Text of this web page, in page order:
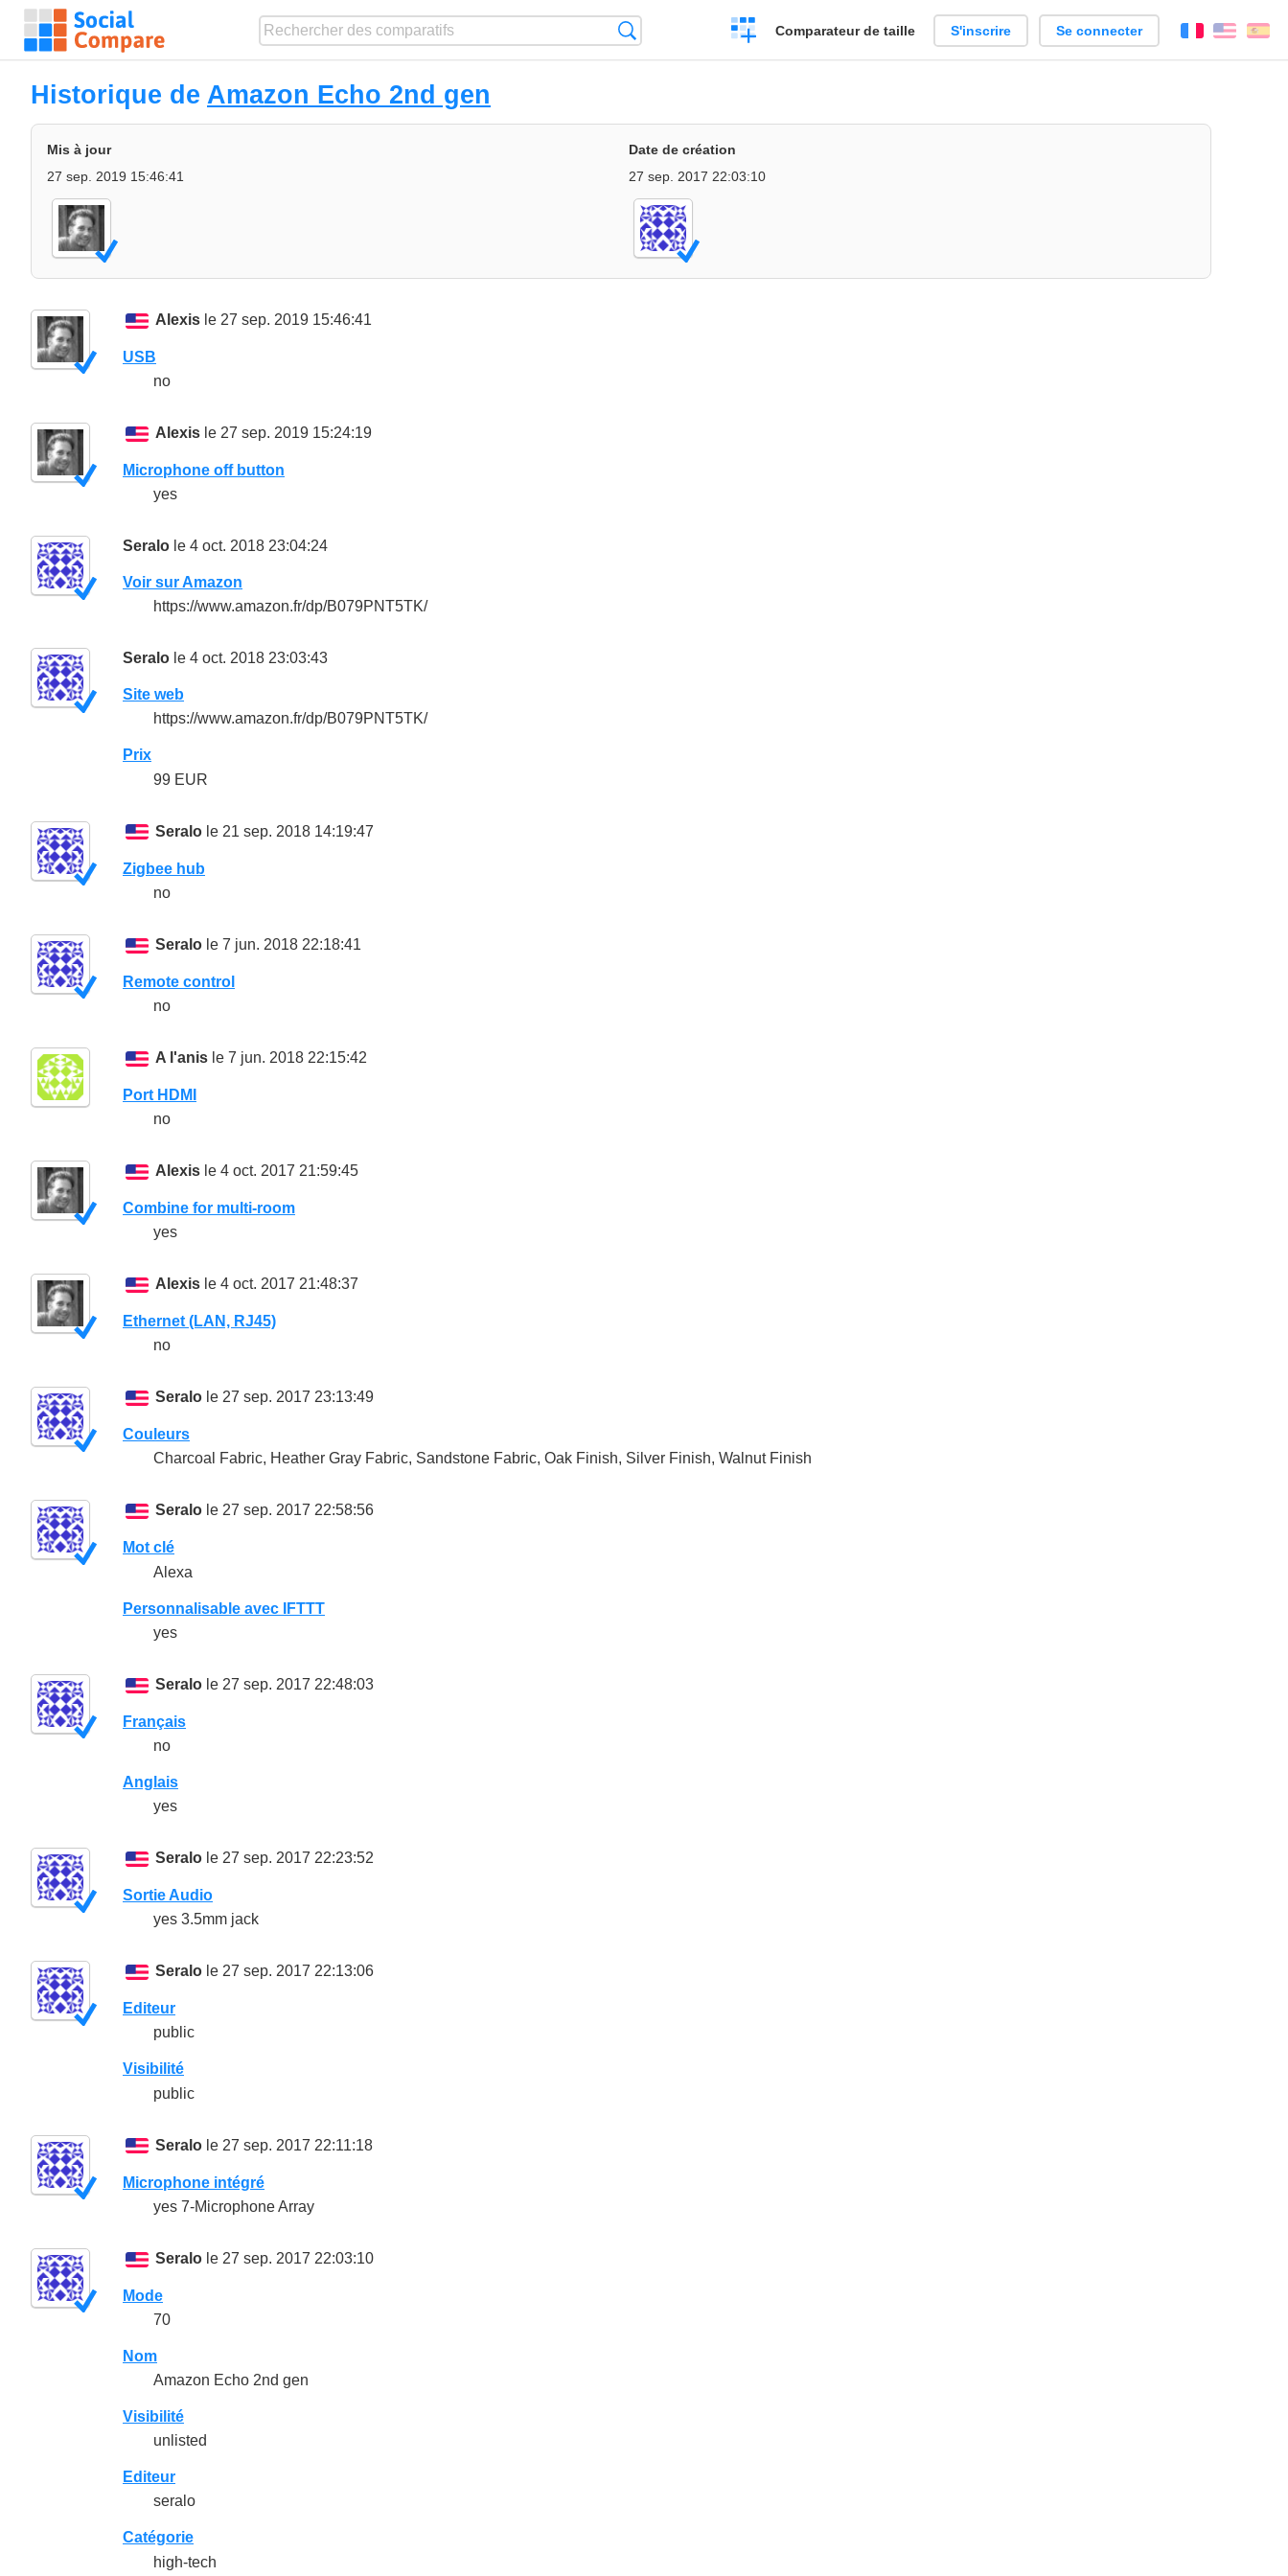
Créer
un
Comparateur de taille S'inscrire Se connecter FrançaisEnglish
Historique de Amazon Echo 2nd gen
Mis à jour
27 sep. 2019 15:46:41
Date de création
27 sep. 2017 22:03:10
Alexis le 27 sep. 2019 15:46:41
USB
no
Alexis le 27 sep. 2019 15:24:19
Microphone off button
yes
Seralo le 4 oct. 2018 23:04:24
Voir sur Amazon
https://www.amazon.fr/dp/B079PNT5TK/
Seralo le 4 oct. 2018 23:03:43
Site web
https://www.amazon.fr/dp/B079PNT5TK/
Prix
99 EUR
Seralo le 21 sep. 2018 14:19:47
Zigbee hub
no
Seralo le 7 jun. 2018 22:18:41
Remote control
no
A l'anis le 7 jun. 2018 22:15:42
Port HDMI
no
Alexis le 4 oct. 2017 21:59:45
Combine for multi-room
yes
Alexis le 4 oct. 2017 21:48:37
Ethernet (LAN, RJ45)
no
Seralo le 27 sep. 2017 23:13:49
Couleurs
Charcoal Fabric, Heather Gray Fabric, Sandstone Fabric, Oak Finish, Silver Finish, Walnut Finish
Seralo le 27 sep. 2017 22:58:56
Mot clé
Alexa
Personnalisable avec IFTTT
yes
Seralo le 27 sep. 2017 22:48:03
Français
no
Anglais
yes
Seralo le 27 sep. 2017 22:23:52
Sortie Audio
yes 3.5mm jack
Seralo le 27 sep. 2017 22:13:06
Editeur
public
Visibilité
public
Seralo le 27 sep. 2017 22:11:18
Microphone intégré
yes 7-Microphone Array
Seralo le 27 sep. 2017 22:03:10
Mode
70
Nom
Amazon Echo 2nd gen
Visibilité
unlisted
Editeur
seralo
Catégorie
high-tech